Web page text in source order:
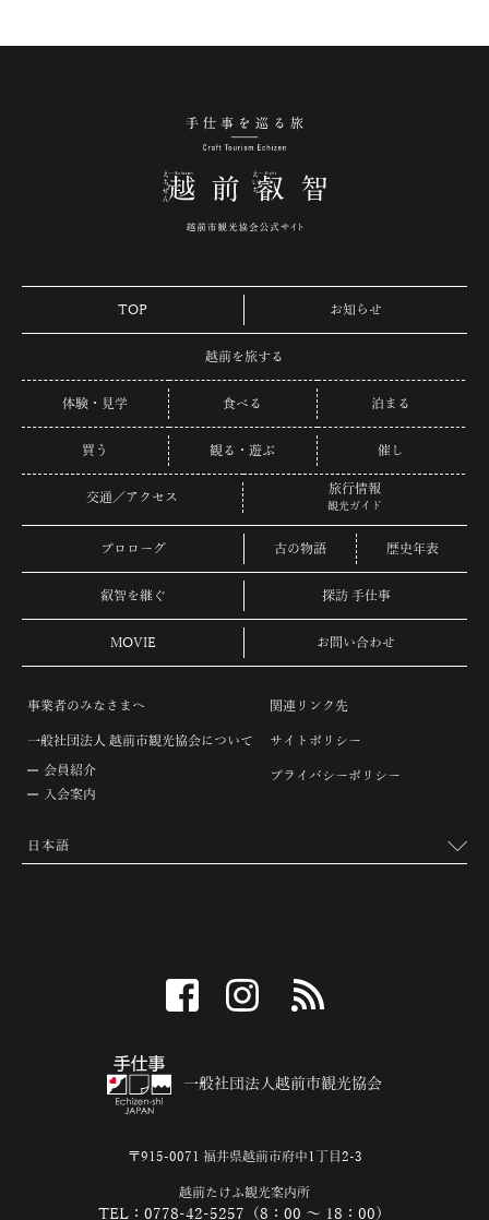
TOP お知らせ
越前を旅する
体験・見学 食べる 泊まる
買う 観る・遊ぶ 催し
交通／アクセス
旅行情報
観光ガイド
プロローグ 古の物語 歴史年表
叡智を継ぐ 探訪 手仕事
MOVIE お問い合わせ
事業者のみなさまへ
一般社団法人 越前市観光協会について
会員紹介
入会案内
関連リンク先
サイトポリシー
プライバシーポリシー
facebook instagram
一般社団法人越前市観光協会
〒915-0071 福井県越前市府中1丁目2-3
越前たけふ観光案内所
TEL：0778-42-5257（8：00 ～ 18：00）